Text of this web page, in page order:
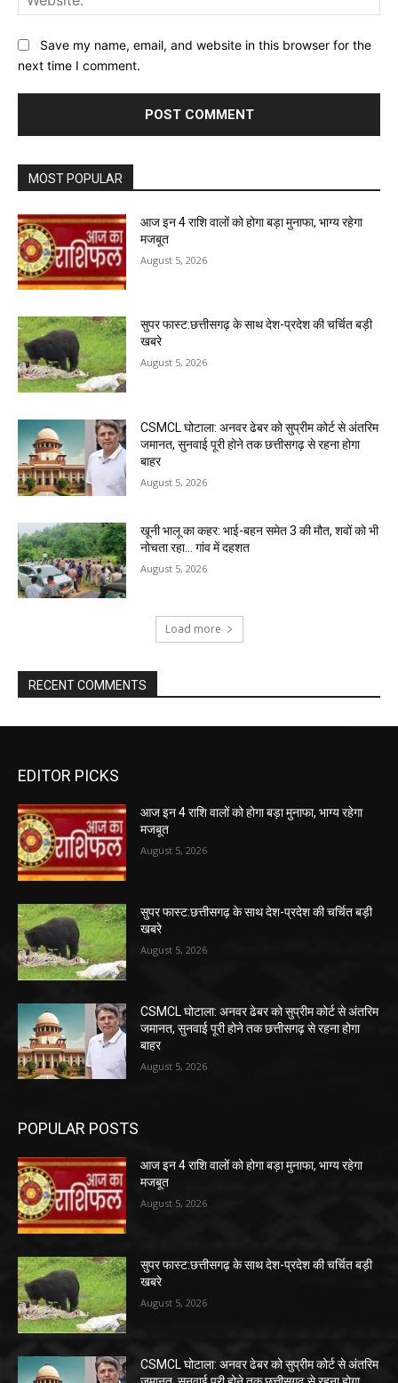
Save my name, email, and website in this browser for the
next time I comment.
MOST POPULAR
आज इन 4 राशि वालों को होगा बड़ा मुनाफा, भाग्य रहेगा
मजबूत
August 5, 2026
सुपर फास्ट:छत्तीसगढ़ के साथ देश-प्रदेश की चर्चित बड़ी
खबरे
August 5, 2026
CSMCL घोटाला: अनवर ढेबर को सुप्रीम कोर्ट से अंतरिम
जमानत, सुनवाई पूरी होने तक छत्तीसगढ़ से रहना होगा
बाहर
August 5, 2026
खूनी भालू का कहर: भाई-बहन समेत 3 की मौत, शवों को भी
नोचता रहा… गांव में दहशत
August 5, 2026
Load more
RECENT COMMENTS
EDITOR PICKS
आज इन 4 राशि वालों को होगा बड़ा मुनाफा, भाग्य रहेगा
मजबूत
August 5, 2026
सुपर फास्ट:छत्तीसगढ़ के साथ देश-प्रदेश की चर्चित बड़ी
खबरे
August 5, 2026
CSMCL घोटाला: अनवर ढेबर को सुप्रीम कोर्ट से अंतरिम
जमानत, सुनवाई पूरी होने तक छत्तीसगढ़ से रहना होगा
बाहर
August 5, 2026
POPULAR POSTS
आज इन 4 राशि वालों को होगा बड़ा मुनाफा, भाग्य रहेगा
मजबूत
August 5, 2026
सुपर फास्ट:छत्तीसगढ़ के साथ देश-प्रदेश की चर्चित बड़ी
खबरे
August 5, 2026
CSMCL घोटाला: अनवर ढेबर को सुप्रीम कोर्ट से अंतरिम